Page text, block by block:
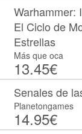
Warhammer:
El Ciclo de
Estrellas
Más que oca
13.45€
Senales de
Planetongames
14.95€